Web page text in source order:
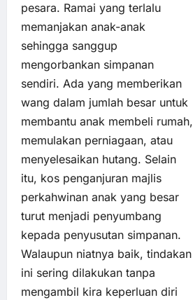
pesara. Ramai yang terlalu
memanjakan anak-anak
sehingga sanggup
mengorbankan simpanan
sendiri. Ada yang memberikan
wang dalam jumlah besar untuk
membantu anak membeli rumah,
memulakan perniagaan, atau
menyelesaikan hutang. Selain
itu, kos penganjuran majlis
perkahwinan anak yang besar
turut menjadi penyumbang
kepada penyusutan simpanan.
Walaupun niatnya baik, tindakan
ini sering dilakukan tanpa
mengambil kira keperluan diri